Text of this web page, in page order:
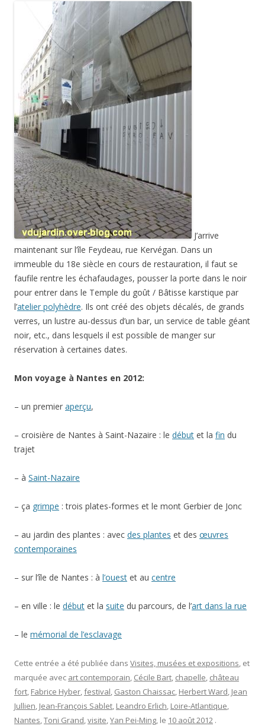
J’arrive
maintenant sur l’île Feydeau, rue Kervégan. Dans un
immeuble du 18e siècle en cours de restauration, il faut se
faufile rentre les échafaudages, pousser la porte dans le noir
pour entrer dans le Temple du goût / Bâtisse karstique par
l’atelier polyhèdre. Ils ont créé des objets décalés, de grands
verres, un lustre au-dessus d’un bar, un service de table géant
noir, etc., dans lesquels il est possible de manger sur
réservation à certaines dates.
Mon voyage à Nantes en 2012:
– un premier aperçu,
– croisière de Nantes à Saint-Nazaire : le début et la fin du
trajet
– à Saint-Nazaire
– ça grimpe : trois plates-formes et le mont Gerbier de Jonc
– au jardin des plantes : avec des plantes et des œuvres
contemporaines
– sur l’île de Nantes : à l’ouest et au centre
– en ville : le début et la suite du parcours, de l’art dans la rue
– le mémorial de l’esclavage
Cette entrée a été publiée dans Visites, musées et expositions, et
marquée avec art contemporain, Cécile Bart, chapelle, château
fort, Fabrice Hyber,festival, Gaston Chaissac, Herbert Ward, Jean
Jullien, Jean-François Sablet, Leandro Erlich, Loire-Atlantique,
Nantes,Toni Grand,visite,Yan Pei-Ming, le 10 août 2012 .